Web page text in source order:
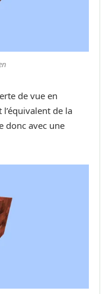
de vue en
de la
donc avec une